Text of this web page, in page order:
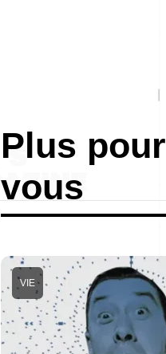
Plus pour
vous
VIE